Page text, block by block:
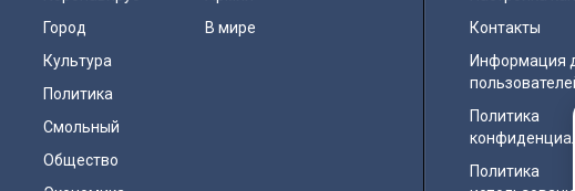
Город
Культура
Политика
Смольный
Общество
В мире
Контакты
Информация
Политика
Политика